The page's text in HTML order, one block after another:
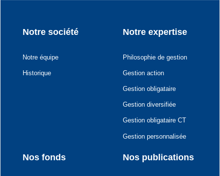
Navigation
Notre société
Notre équipe
Historique
Notre expertise
Philosophie de gestion
Gestion action
Gestion obligataire
Gestion diversifiée
Gestion obligataire CT
Gestion personnalisée
Nos fonds Nos publications